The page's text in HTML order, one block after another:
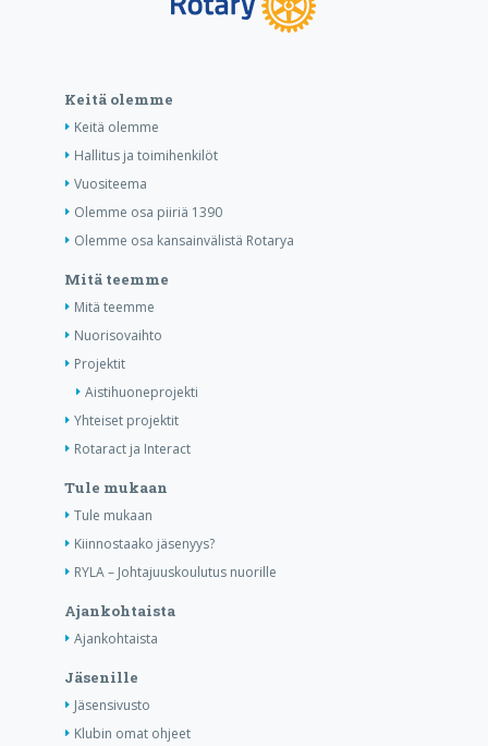
Keitä olemme
Keitä olemme
Hallitus ja toimihenkilöt
Vuositeema
Olemme osa piiriä 1390
Olemme osa kansainvälistä Rotarya
Mitä teemme
Mitä teemme
Nuorisovaihto
Projektit
Aistihuoneprojekti
Yhteiset projektit
Rotaract ja Interact
Tule mukaan
Tule mukaan
Kiinnostaako jäsenyys?
RYLA – Johtajuuskoulutus nuorille
Ajankohtaista
Ajankohtaista
Jäsenille
Jäsensivusto
Klubin omat ohjeet